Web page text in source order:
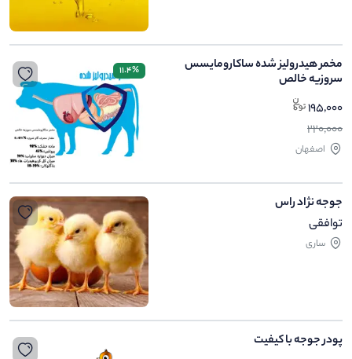
مخمر هیدرولیز شده ساکارومایسس
سروزیه خالص
195,000
220,000
اصفهان
11.4%
جوجه نژاد راس
توافقی
ساری
پودر جوجه با کیفیت